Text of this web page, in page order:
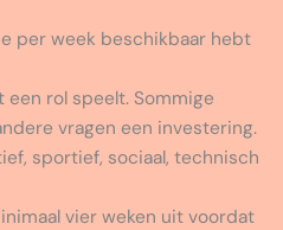
per week beschikbaar hebt
rol speelt. Sommige
vragen een investering.
sportief, sociaal, technisch
vier weken uit voordat